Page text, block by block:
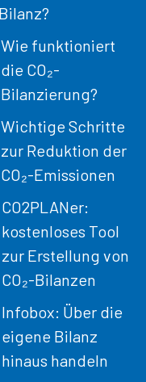
Bilanz?
Wie funktioniert
die CO₂-
Bilanzierung?
Wichtige Schritte
zur Reduktion der
CO₂-Emissionen
CO2PLANer:
kostenloses Tool
zur Erstellung von
CO₂-Bilanzen
Infobox: Über die
eigene Bilanz
hinaus handeln